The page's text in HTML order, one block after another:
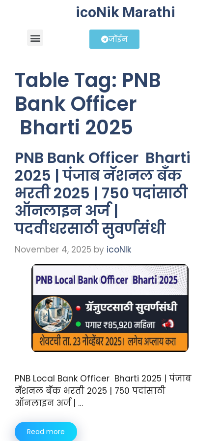
icoNik Marathi
जॉईन
Table Tag: PNB
Bank Officer
Bharti 2025
PNB Bank Officer Bharti
2025 | पंजाब नॅशनल बँक
भरती 2025 | 750 पदांसाठी
ऑनलाइन अर्ज |
पदवीधरसाठी सुवर्णसंधी
November 4, 2025 by icoNIk
PNB Local Bank Officer Bharti 2025 | पंजाब
नॅशनल बँक भरती 2025 | 750 पदांसाठी
ऑनलाइन अर्ज | …
Read more